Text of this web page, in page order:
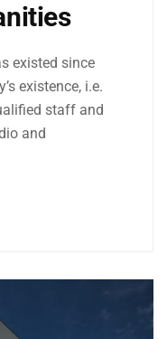
existed since
existence, i.e.
staff and
and